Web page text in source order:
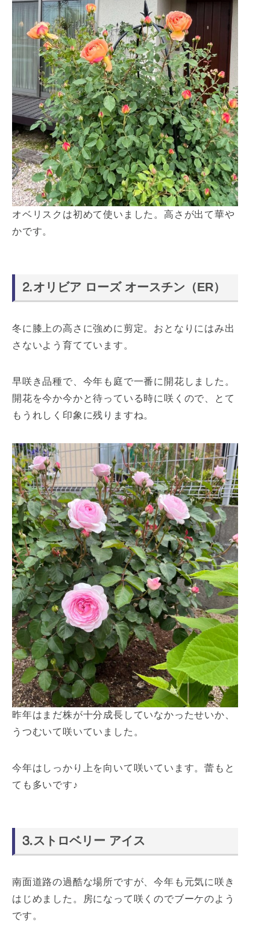
オベリスクは初めて使いました。高さが出て華や
かです。
⒉オリビア ローズ オースチン（ER）
冬に膝上の高さに強めに剪定。おとなりにはみ出
さないよう育てています。
早咲き品種で、今年も庭で一番に開花しました。
開花を今か今かと待っている時に咲くので、とて
もうれしく印象に残りますね。
昨年はまだ株が十分成長していなかったせいか、
うつむいて咲いていました。
今年はしっかり上を向いて咲いています。蕾もと
ても多いです♪
⒊ストロベリー アイス
南面道路の過酷な場所ですが、今年も元気に咲き
はじめました。房になって咲くのでブーケのよう
です。